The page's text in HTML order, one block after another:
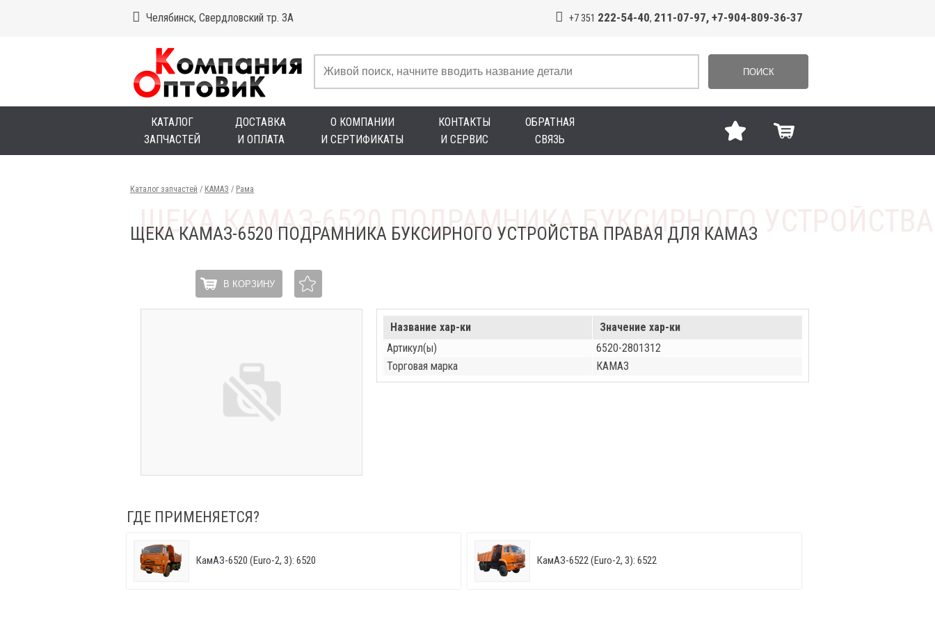
Челябинск, Свердловский тр. 3А +7 351 222-54-40, 211-07-97, +7-904-809-36-37
ПОИСК
КАТАЛОГ
ЗАПЧАСТЕЙ
ДОСТАВКА
И ОПЛАТА
О КОМПАНИИ
И СЕРТИФИКАТЫ
КОНТАКТЫ
И СЕРВИС
ОБРАТНАЯ
СВЯЗЬ
Каталог запчастей / КАМАЗ / Рама
ЩЕКА КАМАЗ-6520 ПОДРАМНИКА БУКСИРНОГО УСТРОЙСТВА ПРАВАЯ ДЛЯ КАМАЗ
В КОРЗИНУ
Название хар-ки
Значение хар-ки
Артикул(ы)
6520-2801312
Торговая марка
КАМАЗ
ГДЕ ПРИМЕНЯЕТСЯ?
КамАЗ-6520 (Euro-2, 3): 6520 КамАЗ-6522 (Euro-2, 3): 6522